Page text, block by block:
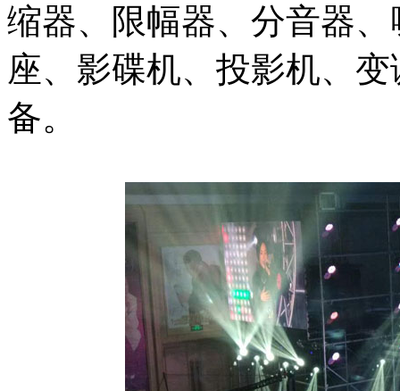
缩器、限幅器、分音器
座、影碟机、投影机、
备。